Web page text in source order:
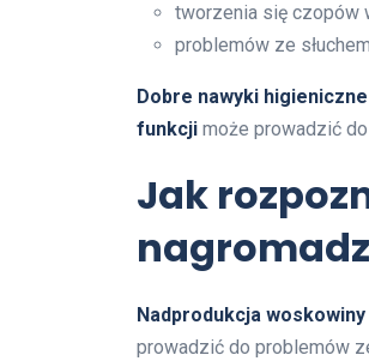
tworzenia się czopów
problemów ze
Dobre nawyki higieniczne
funkcji może prowadzić
Jak
Nadprodukcja woskowiny
prowadzić do problemów